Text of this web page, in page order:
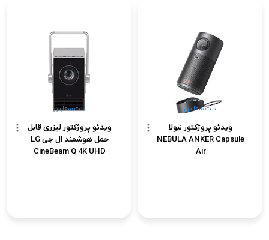
ویدئو پروژکتور نبولا
NEBULA ANKER Capsule
Air
ثبت سفارش
ویدئو پروژکتور لیزری قابل
حمل هوشمند ال جی LG
CineBeam Q 4K UHD
ثبت سفارش